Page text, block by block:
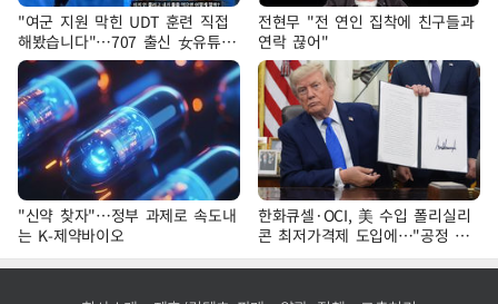
"여군 지원 막힌 UDT 훈련 직접
해봤습니다"…707 출신 女유튜버
'완벽 소화'
전현무 "전 연인 집착에 친구들과
연락 끊어"
"신약 찾자"…정부 과제로 속도내
는 K-제약바이오
한화큐셀·OCI, 美 수입 폴리실리
콘 최저가격제 도입에…"공정 경
쟁·수익성 개선 환영"